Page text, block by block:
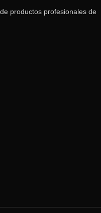
productos profesionales de